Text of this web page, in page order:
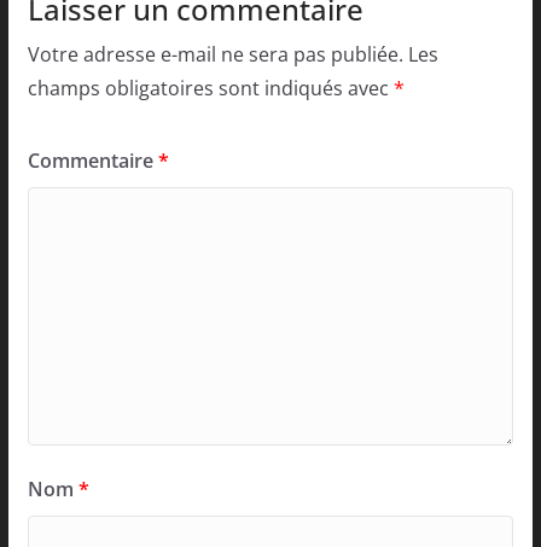
Laisser un commentaire
Votre adresse e-mail ne sera pas publiée. Les
champs obligatoires sont indiqués avec *
Commentaire*
Nom *